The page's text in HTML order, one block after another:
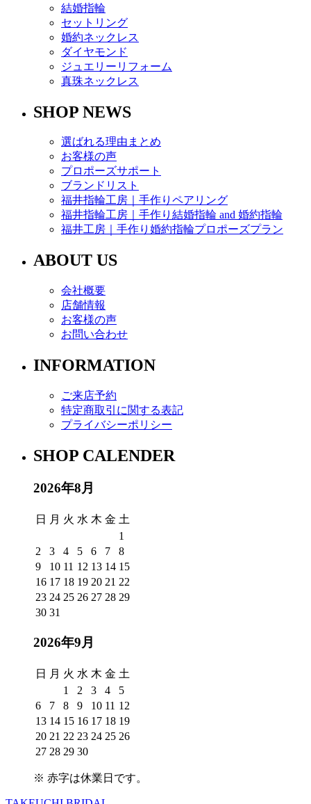
結婚指輪
セットリング
婚約ネックレス
ダイヤモンド
ジュエリーリフォーム
真珠ネックレス
SHOP NEWS
選ばれる理由まとめ
お客様の声
プロポーズサポート
ブランドリスト
福井指輪工房｜手作りペアリング
福井指輪工房｜手作り結婚指輪 and 婚約指輪
福井工房｜手作り婚約指輪プロポーズプラン
ABOUT US
会社概要
店舗情報
お客様の声
お問い合わせ
INFORMATION
ご来店予約
特定商取引に関する表記
プライバシーポリシー
SHOP CALENDER
2026年8月
日 月 火 水 木 金 土
1
2
3 4 5 6 7
8
9
10 11 12 13 14 15
16 17 18 19 20 21 22
23 24 25 26 27 28 29
30 31
2026年9月
日 月 火 水 木 金 土
1
2 3 4
5
6
7 8 9 10 11 12
13 14 15 16 17 18 19
20 21 22 23 24 25 26
27 28 29 30
※ 赤字は休業日 です。